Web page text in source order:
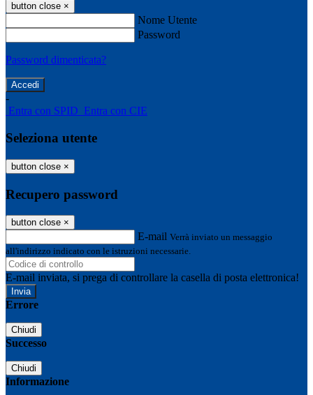
button close ×
Nome Utente
Password
Password dimenticata?
-
Entra con SPID Entra con CIE
Seleziona utente
button close ×
Recupero password
button close ×
E-mail Verrà inviato un messaggio
all'indirizzo indicato con le istruzioni necessarie.
E-mail inviata, si prega di controllare la casella di posta elettronica!
Errore
Chiudi
Successo
Chiudi
Informazione